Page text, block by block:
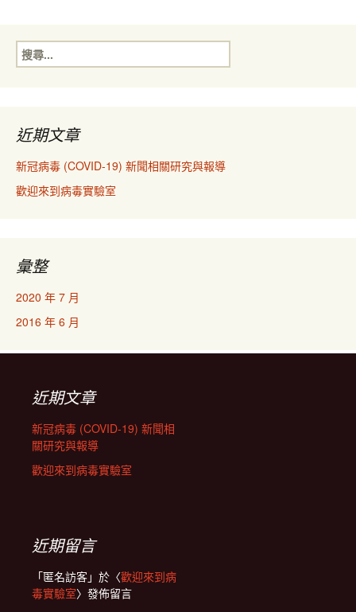
搜
尋
近期文章
新冠病毒 (COVID-19) 新聞相關研究與報導
歡迎來到病毒實驗室
彙整
2020 年 7 月
2016 年 6 月
近期文章
新冠病毒 (COVID-19) 新聞相
關研究與報導
歡迎來到病毒實驗室
近期留言
「匿名訪客」於〈歡迎來到病
毒實驗室〉發佈留言